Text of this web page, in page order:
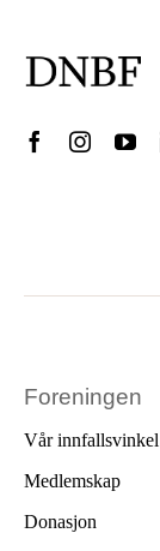
Foreningen
Vår innfallsvinkel
Medlemskap
Donasjon